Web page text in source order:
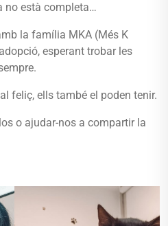
no està completa…
la família MKA (Més K
esperant trobar les
feliç, ells també el poden tenir.
o ajudar-nos a compartir la